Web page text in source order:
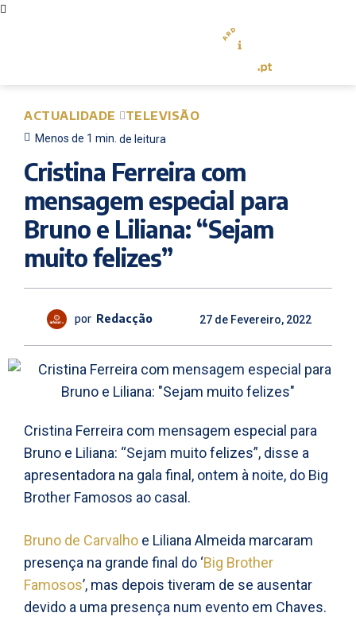
ACTUALIDADE TELEVISÃO
Menos de 1 min. de leitura
Cristina Ferreira com
mensagem especial para
Bruno e Liliana: “Sejam
muito felizes”
por Redacção 27 de Fevereiro, 2022
Cristina Ferreira com mensagem especial para
Bruno e Liliana: “Sejam muito felizes”, disse a
apresentadora na gala final, ontem à noite, do Big
Brother Famosos ao casal.
Bruno de Carvalho e Liliana Almeida marcaram
presença na grande final do ‘Big Brother
Famosos’, mas depois tiveram de se ausentar
devido a uma presença num evento em Chaves.